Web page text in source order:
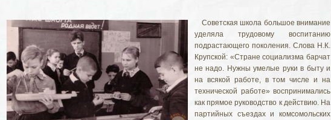
Советская школа большое внимание
уделяла трудовому воспитанию
подрастающего поколения. Слова Н.К.
Крупской: «Стране социализма барчат
не надо. Нужны умелые руки в быту и
на всякой работе, в том числе и на
технической работе» воспринимались
как прямое руководство к действию. На
партийных съездах и комсомольских